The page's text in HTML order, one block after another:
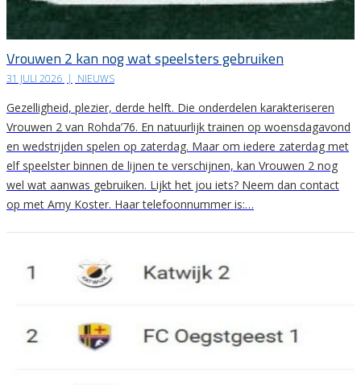
Vrouwen 2 kan nog wat speelsters gebruiken
31 JULI 2026 | NIEUWS
Gezelligheid, plezier, derde helft. Die onderdelen karakteriseren
Vrouwen 2 van Rohda’76. En natuurlijk trainen op woensdagavond
en wedstrijden spelen op zaterdag. Maar om iedere zaterdag met
elf speelster binnen de lijnen te verschijnen, kan Vrouwen 2 nog
wel wat aanwas gebruiken. Lijkt het jou iets? Neem dan contact
op met Amy Koster. Haar telefoonnummer is:…